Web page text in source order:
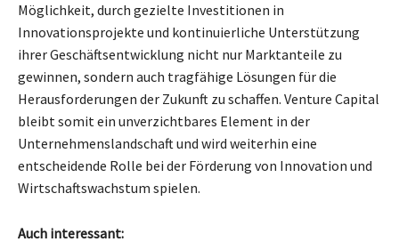
Möglichkeit, durch gezielte Investitionen in
Innovationsprojekte und kontinuierliche Unterstützung
ihrer Geschäftsentwicklung nicht nur Marktanteile zu
gewinnen, sondern auch tragfähige Lösungen für die
Herausforderungen der Zukunft zu schaffen. Venture Capital
bleibt somit ein unverzichtbares Element in der
Unternehmenslandschaft und wird weiterhin eine
entscheidende Rolle bei der Förderung von Innovation und
Wirtschaftswachstum spielen.
Auch interessant: